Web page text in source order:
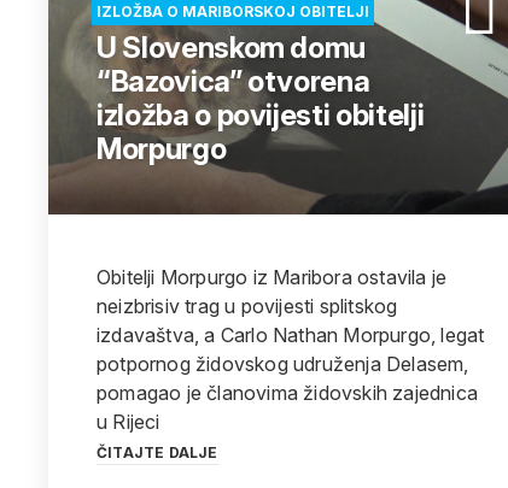
IZLOŽBA O MARIBORSKOJ OBITELJI
U Slovenskom domu
“Bazovica” otvorena
izložba o povijesti obitelji
Morpurgo
Obitelji Morpurgo iz Maribora ostavila je
neizbrisiv trag u povijesti splitskog
izdavaštva, a Carlo Nathan Morpurgo, legat
potpornog židovskog udruženja Delasem,
pomagao je članovima židovskih zajednica
u Rijeci
ČITAJTE DALJE